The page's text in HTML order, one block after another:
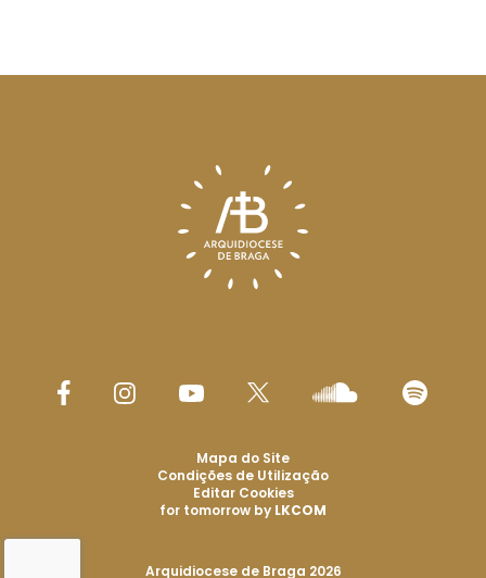
Arquidiocese de Braga 2026
Mapa do Site
Condições de Utilização
Editar Cookies
for tomorrow by LKCOM